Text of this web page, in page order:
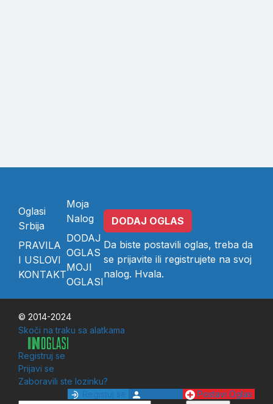
Oglasi
Srbija
PRAVILA
I USLOVI
KONTAKT
Moja
Nalog
DODAJ
OGLAS
MOJI
OGLASI
DODAJ OGLAS
Da biste postavili oglas, treba da
se prijavite ili registrujete na svoj
nalog. Hvala.
© 2014-2024
Skoči na traku sa alatkama
Registruj se
Prijavi se
Zaboravili ste lozinku?
Postavi Oglas